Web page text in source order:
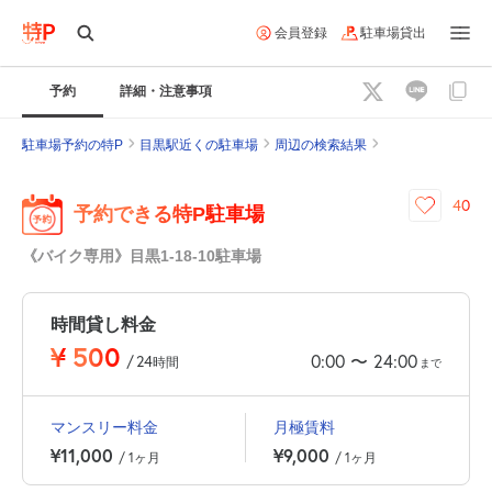
会員登録 駐車場貸出
予約 詳細・注意事項
駐車場予約の特P 目黒駅近くの駐車場 周辺の検索結果
予約できる特P駐車場
《バイク専用》目黒1-18-10駐車場
40
時間貸し料金
¥ 500 /24時間 0:00 〜 24:00 まで
マンスリー料金
¥11,000 / 1ヶ月
月極賃料
¥9,000 / 1ヶ月